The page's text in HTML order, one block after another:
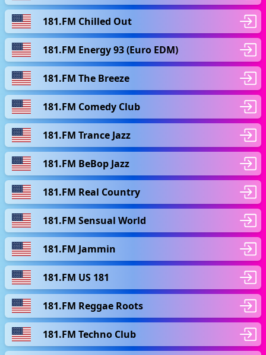
181.FM Chilled Out
181.FM Energy 93 (Euro EDM)
181.FM The Breeze
181.FM Comedy Club
181.FM Trance Jazz
181.FM BeBop Jazz
181.FM Real Country
181.FM Sensual World
181.FM Jammin
181.FM US 181
181.FM Reggae Roots
181.FM Techno Club